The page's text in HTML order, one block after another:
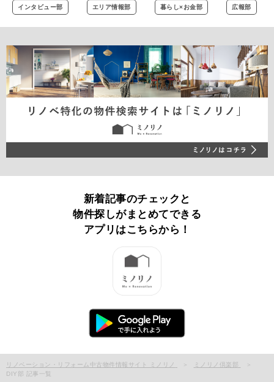
インタビュー部 エリア情報部 暮らし×お金部 広報部
新着記事のチェックと
物件探しがまとめてできる
アプリはこちらから！
リノベーション・リフォーム中古物件情報サイト ミノリノ
ミノリノ倶楽部
DIY部 記事一覧